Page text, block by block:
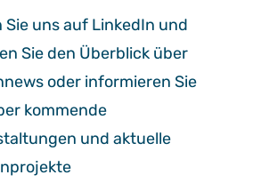
Sie uns auf LinkedIn und
Sie den Überblick über
oder informieren Sie
kommende
und aktuelle